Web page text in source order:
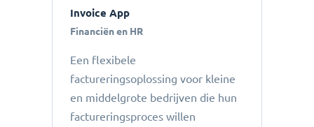
Invoice App
Financiën en HR
Een flexibele
factureringsoplossing voor kleine
en middelgrote bedrijven die hun
factureringsproces willen